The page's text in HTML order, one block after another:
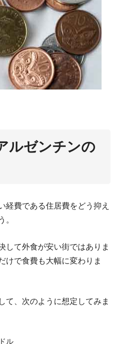
ルゼンチンの
経費である住居費をどう抑え
。
して外食が安い街ではありま
けで食費も大幅に変わりま
て、次のように想定してみま
ル